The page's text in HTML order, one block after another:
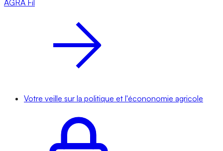
AGRA Fil
Votre veille sur la politique et l'écononomie agricole